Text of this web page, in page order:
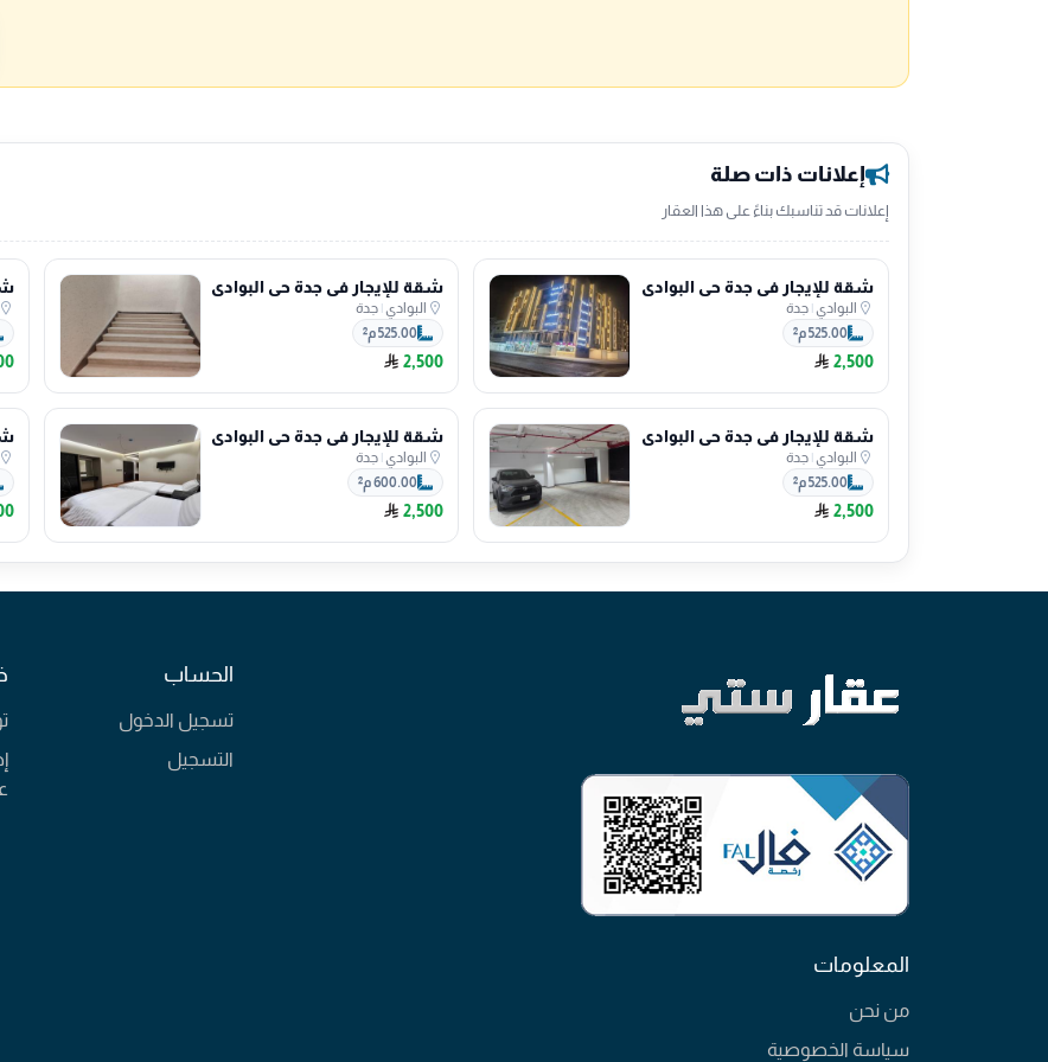
إعلانات ذات صلة
إعلانات قد تناسبك بناءً على هذا العقار
شقة للإيجار في جدة حي البوادي
البوادي| جدة
525.00 م²
2,500
شقة للإيجار في جدة حي البوادي
البوادي| جدة
525.00 م²
2,500
شقة للإيجار في جدة حي البوادي
البوادي| جدة
525.00 م²
2,500
شقة للإيجار في جدة حي البوادي
البوادي| جدة
600.00 م²
2,500
الحساب
تسجيل الدخول
التسجيل
المعلومات
من نحن
سياسة الخصوصية